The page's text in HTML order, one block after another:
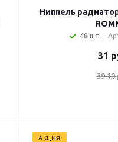
Ниппель
48 шт.
31
39.10
АКЦИЯ